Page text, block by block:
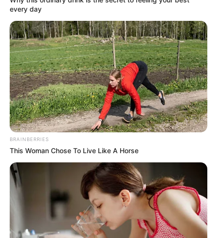
Opción clara para Colombia
Jaminton Campaz tuvo la victoria para Colombia, pero
no pudo marcar.
05:19 p. m.
Inicia el segundo tiempo extra
Se juegan los últimos 15 minutos del partido.
05:16 p. m.
Finaliza el primer tiempo extra
Se jugaron los primeros 15 minutos del tiempo extra, el
partido sigue sin goles.
every day
BRAINBERRIES
This Woman Chose To Live Like A Horse